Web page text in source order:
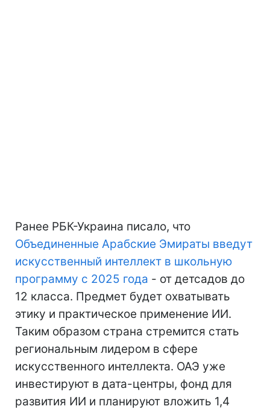
Ранее РБК-Украина писало, что
Объединенные Арабские Эмираты введут
искусственный интеллект в школьную
программу с 2025 года - от детсадов до
12 класса. Предмет будет охватывать
этику и практическое применение ИИ.
Таким образом страна стремится стать
региональным лидером в сфере
искусственного интеллекта. ОАЭ уже
инвестируют в дата-центры, фонд для
развития ИИ и планируют вложить 1,4